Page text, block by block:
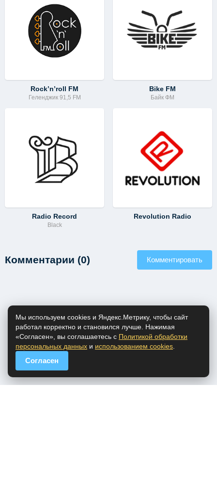
Rock’n’roll FM
Геленджик 91,5 FM
Bike FM
Байк ФМ
Radio Record
Black
Revolution Radio
Комментарии (0) Комментировать
Мы используем cookies и Яндекс.Метрику, чтобы сайт
работал корректно и становился лучше. Нажимая
«Согласен», вы соглашаетесь с Политикой обработки
персональных данных и использованием cookies
Согласен